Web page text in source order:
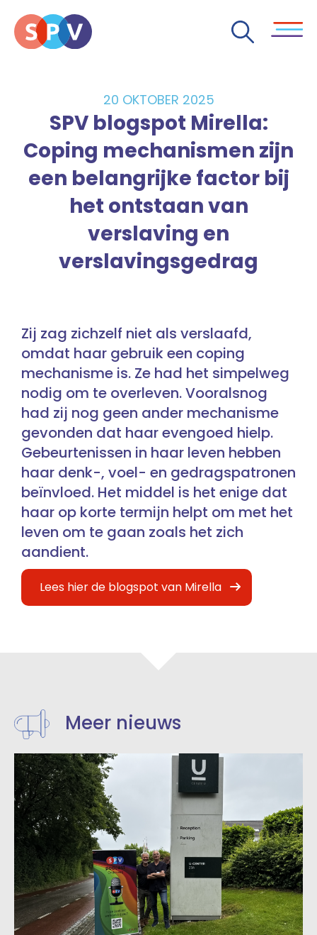
20 OKTOBER 2025
SPV blogspot Mirella:
Coping mechanismen zijn
een belangrijke factor bij
het ontstaan van
verslaving en
verslavingsgedrag
Zij zag zichzelf niet als verslaafd,
omdat haar gebruik een coping
mechanisme is. Ze had het simpelweg
nodig om te overleven. Vooralsnog
had zij nog geen ander mechanisme
gevonden dat haar evengoed hielp.
Gebeurtenissen in haar leven hebben
haar denk-, voel- en gedragspatronen
beïnvloed. Het middel is het enige dat
haar op korte termijn helpt om met het
leven om te gaan zoals het zich
aandient.
Lees hier de blogspot van Mirella
Meer nieuws